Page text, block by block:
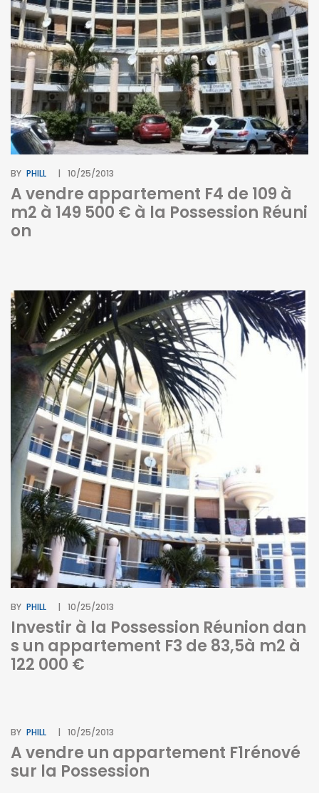
BY PHILL 10/25/2013
A vendre appartement F4 de 109 à
m2 à 149 500 € à la Possession Réuni
on
BY PHILL 10/25/2013
Investir à la Possession Réunion dan
s un appartement F3 de 83,5à m2 à
122 000 €
BY PHILL 10/25/2013
A vendre un appartement F1rénové
sur la Possession